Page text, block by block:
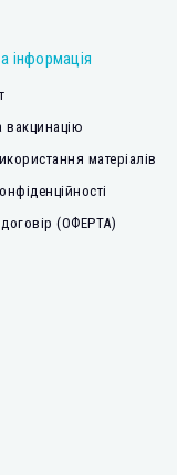
інформація
вакцинацію
матеріалів
(ОФЕРТА)